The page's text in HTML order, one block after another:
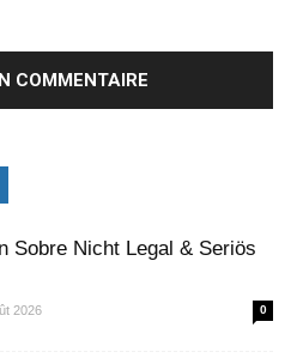
Sobre Nicht Legal & Seriös
2026 0